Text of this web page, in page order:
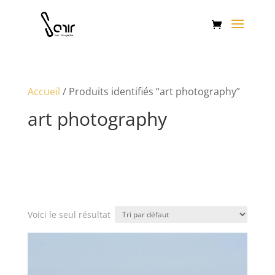
Accueil / Produits identifiés “art photography”
art photography
Voici le seul résultat